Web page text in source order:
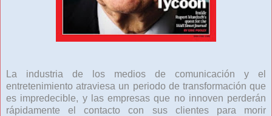
La industria de los medios de comunicación y el
entretenimiento atraviesa un periodo de transformación que
es impredecible, y las empresas que no innoven perderán
rápidamente el contacto con sus clientes para morir